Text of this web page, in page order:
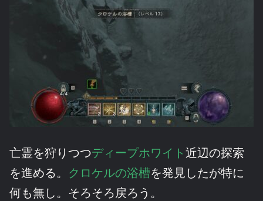
亡霊を狩りつつディープホワイト近辺の探索
を進める。 クロケルの浴槽を発見したが特に
何も無し。そろそろ戻ろう。